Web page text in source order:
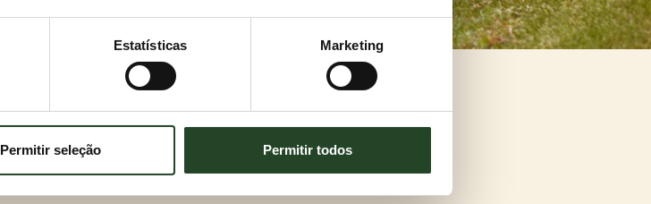
Estatísticas Marketing
Permitir seleção Permitir todos